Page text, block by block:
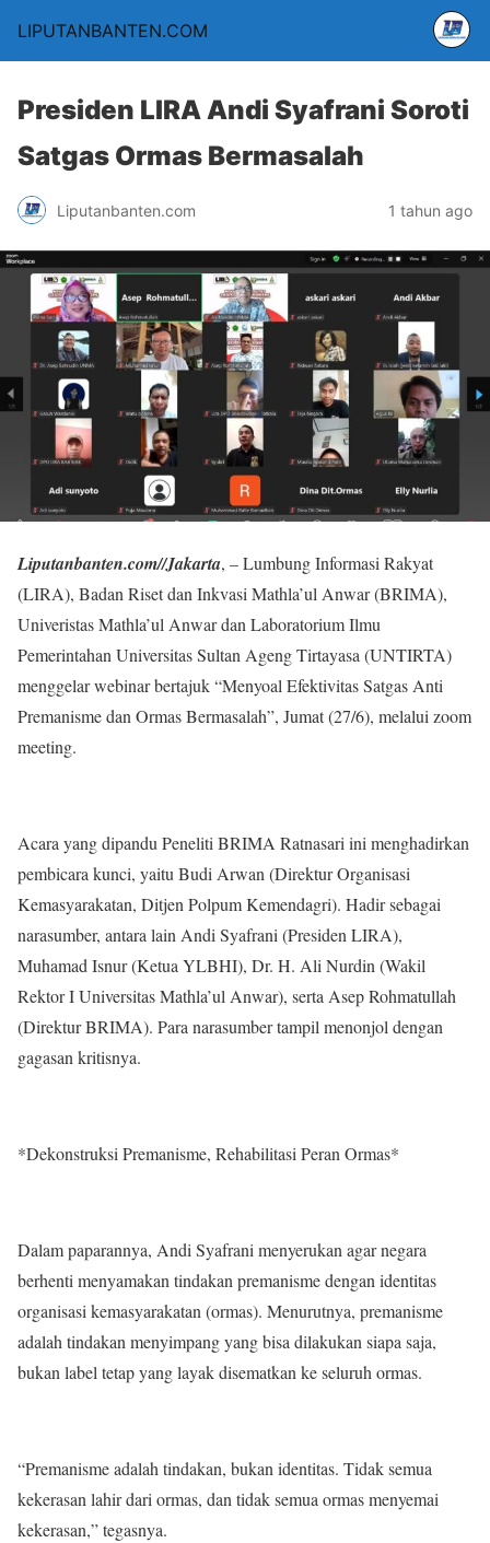
LIPUTANBANTEN.COM
Presiden LIRA Andi Syafrani Soroti
Satgas Ormas Bermasalah
Liputanbanten.com 1 tahun ago
Liputanbanten.com//Jakarta, – Lumbung Informasi Rakyat
(LIRA), Badan Riset dan Inkvasi Mathla’ul Anwar (BRIMA),
Univeristas Mathla’ul Anwar dan Laboratorium Ilmu
Pemerintahan Universitas Sultan Ageng Tirtayasa (UNTIRTA)
menggelar webinar bertajuk “Menyoal Efektivitas Satgas Anti
Premanisme dan Ormas Bermasalah”, Jumat (27/6), melalui zoom
meeting.
Acara yang dipandu Peneliti BRIMA Ratnasari ini menghadirkan
pembicara kunci, yaitu Budi Arwan (Direktur Organisasi
Kemasyarakatan, Ditjen Polpum Kemendagri). Hadir sebagai
narasumber, antara lain Andi Syafrani (Presiden LIRA),
Muhamad Isnur (Ketua YLBHI), Dr. H. Ali Nurdin (Wakil
Rektor I Universitas Mathla’ul Anwar), serta Asep Rohmatullah
(Direktur BRIMA). Para narasumber tampil menonjol dengan
gagasan kritisnya.
*Dekonstruksi Premanisme, Rehabilitasi Peran Ormas*
Dalam paparannya, Andi Syafrani menyerukan agar negara
berhenti menyamakan tindakan premanisme dengan identitas
organisasi kemasyarakatan (ormas). Menurutnya, premanisme
adalah tindakan menyimpang yang bisa dilakukan siapa saja,
bukan label tetap yang layak disematkan ke seluruh ormas.
“Premanisme adalah tindakan, bukan identitas. Tidak semua
kekerasan lahir dari ormas, dan tidak semua ormas menyemai
kekerasan,” tegasnya.